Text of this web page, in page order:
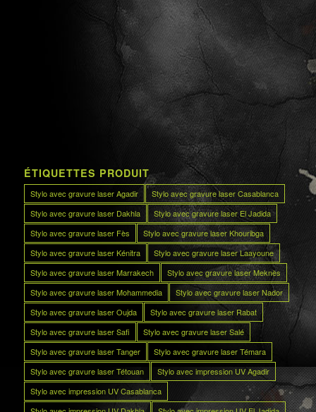
ÉTIQUETTES PRODUIT
Stylo avec gravure laser Agadir
Stylo avec gravure laser Casablanca
Stylo avec gravure laser Dakhla
Stylo avec gravure laser El Jadida
Stylo avec gravure laser Fès
Stylo avec gravure laser Khouribga
Stylo avec gravure laser Kénitra
Stylo avec gravure laser Laayoune
Stylo avec gravure laser Marrakech
Stylo avec gravure laser Meknès
Stylo avec gravure laser Mohammedia
Stylo avec gravure laser Nador
Stylo avec gravure laser Oujda
Stylo avec gravure laser Rabat
Stylo avec gravure laser Safi
Stylo avec gravure laser Salé
Stylo avec gravure laser Tanger
Stylo avec gravure laser Témara
Stylo avec gravure laser Tétouan
Stylo avec impression UV Agadir
Stylo avec impression UV Casablanca